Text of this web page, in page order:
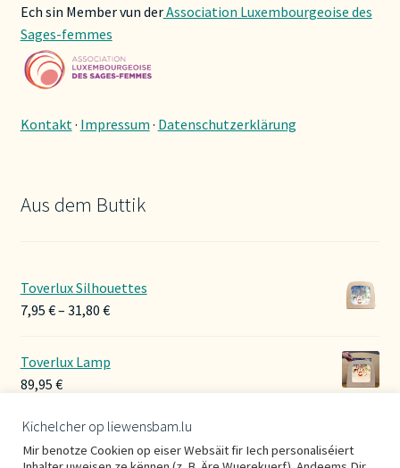
Ech sin Member vun derAssociation Luxembourgeoise des
Sages-femmes
Kontakt · Impressum · Datenschutzerklärung
Aus dem Buttik
Toverlux Silhouettes
7,95 €– 31,80 €Preisspanne:
Toverlux Lamp
89,95 €
Hoerbänner Wollwalk
29,00€
Kichelcher op liewensbam.lu
Mir benotze Cookien op eiser Websäit fir Iech personaliséiert